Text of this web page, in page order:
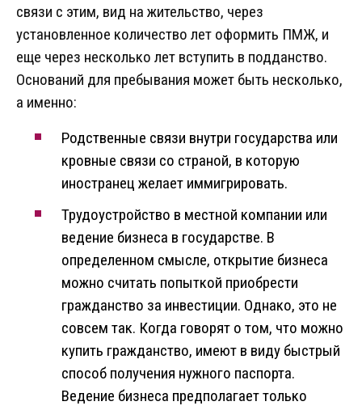
связи с этим, вид на жительство, через
установленное количество лет оформить ПМЖ, и
еще через несколько лет вступить в подданство.
Оснований для пребывания может быть несколько,
а именно:
Родственные связи внутри государства или
кровные связи со страной, в которую
иностранец желает иммигрировать.
Трудоустройство в местной компании или
ведение бизнеса в государстве. В
определенном смысле, открытие бизнеса
можно считать попыткой приобрести
гражданство за инвестиции. Однако, это не
совсем так. Когда говорят о том, что можно
купить гражданство, имеют в виду быстрый
способ получения нужного паспорта.
Ведение бизнеса предполагает только